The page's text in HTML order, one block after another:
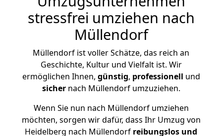
stressfrei umziehen nach
Müllendorf
Müllendorf ist voller Schätze, das reich an
Geschichte, Kultur und Vielfalt ist. Wir
ermöglichen Ihnen, günstig, professionell und
sichernach Müllendorf umzuziehen.
Wenn Sie nun nach Müllendorf umziehen
möchten, sorgen wir dafür, dass Ihr Umzug von
Heidelberg nach Müllendorf reibungslos und